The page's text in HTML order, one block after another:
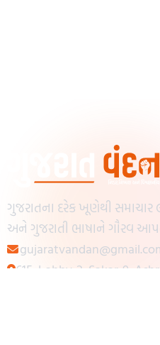
ગુજરાતના દરેક ખૂણેથી સમાચાર
અને ગુજરાતી ભાષાને ગૌરવ
615, Lobby-2, Sakar-9,